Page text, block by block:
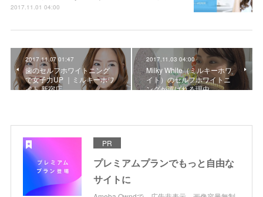
2017.11.01 04:00
2017.11.07 01:47
歯のセルフホワイトニング
で女子力UP ｜ミルキーホワ
イト 新宿店
2017.11.03 04:00
Milky White（ミルキーホワ
イト）のセルフホワイトニ
ングが選ばれる理由
PR
プレミアムプランでもっと自由な
サイトに